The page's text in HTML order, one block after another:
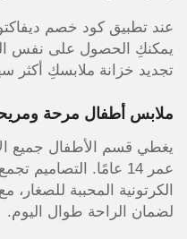
عند تطبيق كود خصم
يمكنكِ الحصول على نفس
تجديد خزانة ملابسكِ أكثر
ملابس أطفال مرحة
يغطي قسم الأطفال جميع
عمر 14 عامًا. التصاميم
الكرتونية المحببة
لضمان الراحة طوال اليوم.